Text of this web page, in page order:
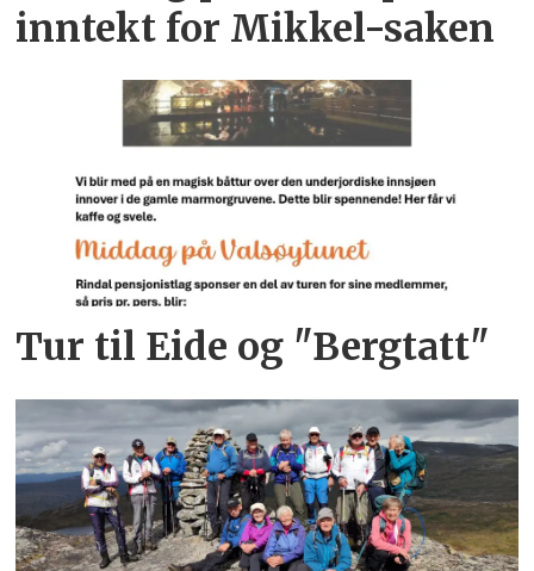
inntekt for Mikkel-saken
Tur til Eide og "Bergtatt"